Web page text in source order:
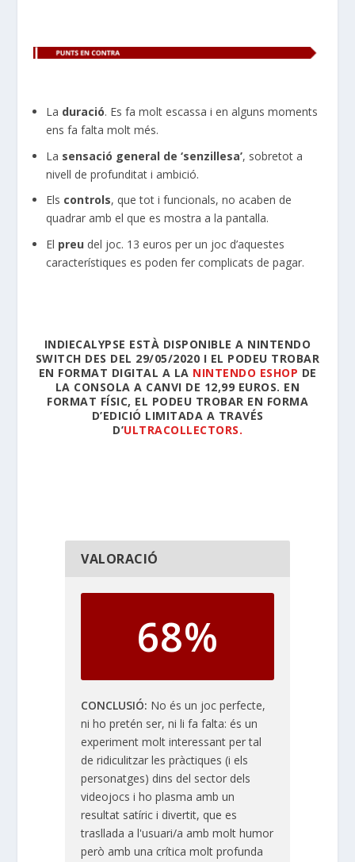
La duració. Es fa molt escassa i en alguns moments
ens fa falta molt més.
La sensació general de ‘senzillesa’, sobretot a
nivell de profunditat i ambició.
Els controls, que tot i funcionals, no acaben de
quadrar amb el que es mostra a la pantalla.
El preu del joc. 13 euros per un joc d’aquestes
característiques es poden fer complicats de pagar.
INDIECALYPSE ESTÀ DISPONIBLE A NINTENDO
SWITCH DES DEL 29/05/2020 I EL PODEU TROBAR
EN FORMAT DIGITAL A LA NINTENDO ESHOP DE
LA CONSOLA A CANVI DE 12,99 EUROS. EN
FORMAT FÍSIC, EL PODEU TROBAR EN FORMA
D’EDICIÓ LIMITADA A TRAVÉS
D’ULTRACOLLECTORS.
VALORACIÓ
68%
CONCLUSIÓ No és un joc perfecte,
ni ho pretén ser, ni li fa falta: és un
experiment molt interessant per tal
de ridiculitzar les pràctiques (i els
personatges) dins del sector dels
videojocs i ho plasma amb un
resultat satíric i divertit, que es
trasllada a l'usuari/a amb molt humor
però amb una crítica molt profunda